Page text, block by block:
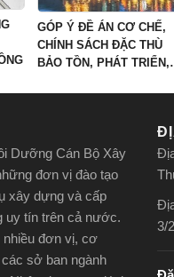
GÓP Ý ĐỀ ÁN CƠ CHẾ,
CHÍNH SÁCH ĐẶC THÙ
BẢO TỒN, PHÁT TRIỂN,
Dưỡng Cán Bộ Xây
đơn vị đào tạo
xây dựng và cấp
uy tín trên cả nước.
đơn vị, cơ
sở ban ngành
3/